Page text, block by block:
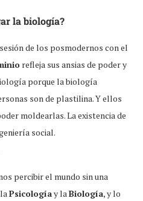
la biología?
de los posmodernos con el
refleja sus ansias de poder y
porque la biología
son de plastilina. Y ellos
moldearlas. La existencia de
social.
percibir el mundo sin una
Psicologíay la Biología, y lo